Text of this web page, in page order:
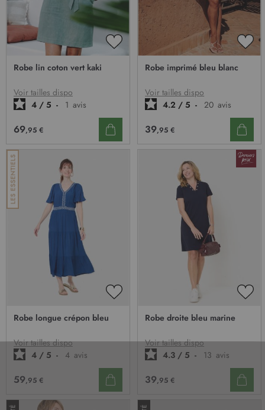
AJOUTER
D’ENVIE
Robe lin coton vert kaki
Voir tailles dispo
4 / 5 - 1 avis
69,95 €
Robe imprimé bleu blanc
Voir tailles dispo
4.2 / 5 - 20 avis
39,95 €
D’ENVIE
Robe longue crépon bleu
Voir tailles dispo
4 / 5 - 4 avis
59,95 €
Robe droite bleu marine
Voir tailles dispo
4.3 / 5 - 13 avis
39,95 €